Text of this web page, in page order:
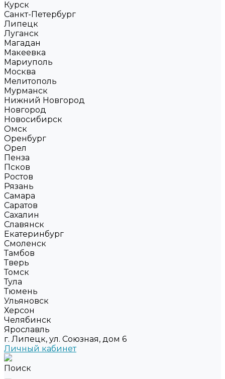
Курск
Санкт-Петербург
Липецк
Луганск
Магадан
Макеевка
Мариуполь
Москва
Мелитополь
Мурманск
Нижний Новгород
Новгород
Новосибирск
Омск
Оренбург
Орел
Пенза
Псков
Ростов
Рязань
Самара
Саратов
Сахалин
Славянск
Екатеринбург
Смоленск
Тамбов
Тверь
Томск
Тула
Тюмень
Ульяновск
Херсон
Челябинск
Ярославль
г. Липецк, ул. Союзная, дом 6
Личный кабинет
Поиск